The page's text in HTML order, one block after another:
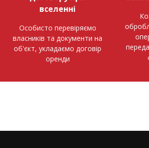
вселенні
Особисто перевіряємо
власників та документи на
об'єкт, укладаємо договір
оренди